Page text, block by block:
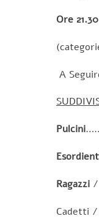
Ore 21.30
A
Pulcini
Ragazzi /
Cadetti